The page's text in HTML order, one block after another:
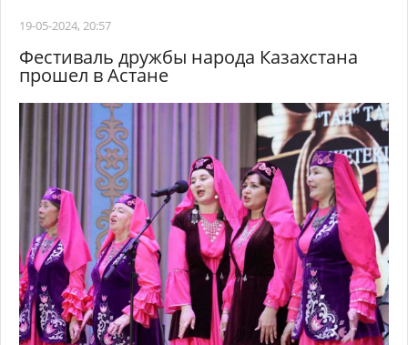
19-05-2024, 20:57
Фестиваль дружбы народа Казахстана
прошел в Астане